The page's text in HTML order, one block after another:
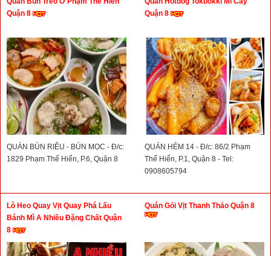
Quận 8
QUÁN BÚN RIÊU - BÚN MỌC - Đ/c:
1829 Phạm Thế Hiển, P.6, Quận 8
Quận 8
QUÁN HẺM 14 - Đ/c: 86/2 Phạm
Thế Hiển, P.1, Quận 8 - Tel:
0908605794
Lò Heo Quay Vịt Quay Phá Lấu
Bánh Mì A Nhiều Đặng Chất Quận
8
Quán Gỏi Vịt Thanh Thảo Quận 8